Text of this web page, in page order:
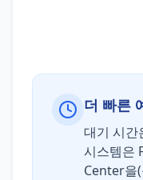
더 빠른
대기 시간
시스템은
Center을